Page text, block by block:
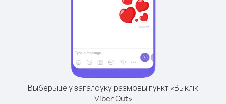
Выберыце ў загалоўку размовы пункт «Выклік
Viber Out»